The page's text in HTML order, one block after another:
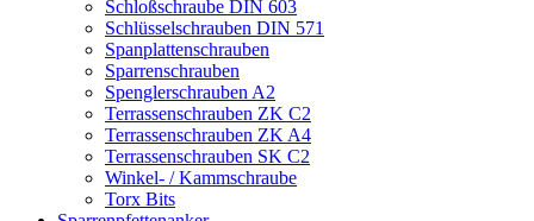
Schloßschraube DIN 603
Schlüsselschrauben DIN 571
Spanplattenschrauben
Sparrenschrauben
Spenglerschrauben A2
Terrassenschrauben ZK C2
Terrassenschrauben ZK A4
Terrassenschrauben SK C2
Winkel- / Kammschraube
Torx Bits